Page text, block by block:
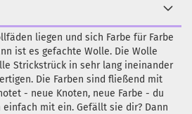
liegen und sich Farbe für Farbe
ist es gefachte Wolle. Die Wolle
Strickstrück in sehr lang ineinander
Die Farben sind fließend mit
- neue Knoten, neue Farbe - du
mit ein. Gefällt sie dir? Dann